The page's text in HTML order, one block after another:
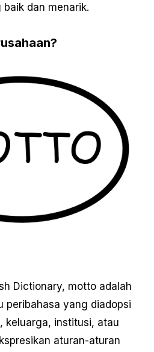
dan menarik.
Dictionary, motto adalah
peribahasa yang diadopsi
keluarga, institusi, atau
aturan-aturan